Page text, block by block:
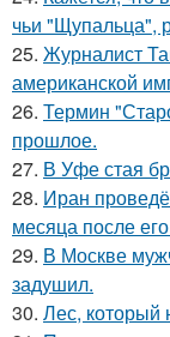
чьи "Щупальца",
25. Журналист
американской
26. Термин
прошлое.
27. В Уфе стая
28. Иран
месяца после
29. В Москве
задушил.
30. Лес, который